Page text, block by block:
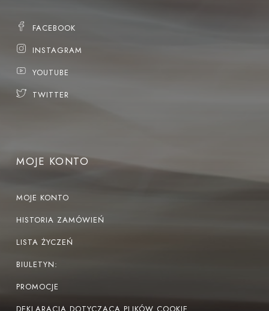
FACEBOOK
INSTAGRAM
YOUTUBE
TWITTER
MOJE KONTO
MOJE KONTO
HISTORIA ZAMÓWIEŃ
LISTA ŻYCZEŃ
BIULETYN:
PROMOCJE